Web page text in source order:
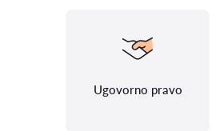
Ugovorno pravo